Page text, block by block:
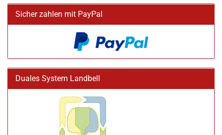
Sicher zahlen mit PayPal
Duales System Landbell